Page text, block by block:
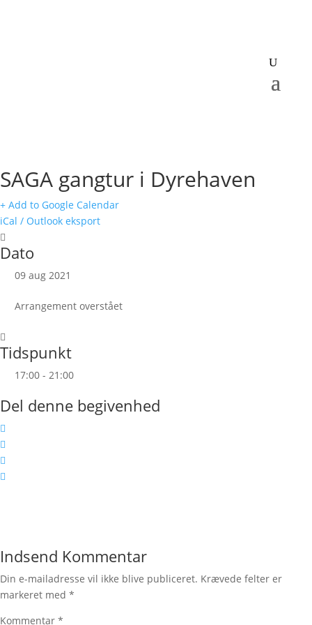
SAGA gangtur i Dyrehaven
+ Add to Google Calendar
iCal / Outlook eksport
Dato
09 aug 2021
Arrangement overstået
Tidspunkt
17:00 - 21:00
Del denne begivenhed
Indsend Kommentar
Din e-mailadresse vil ikke blive publiceret. Krævede felter er
markeret med *
Kommentar *